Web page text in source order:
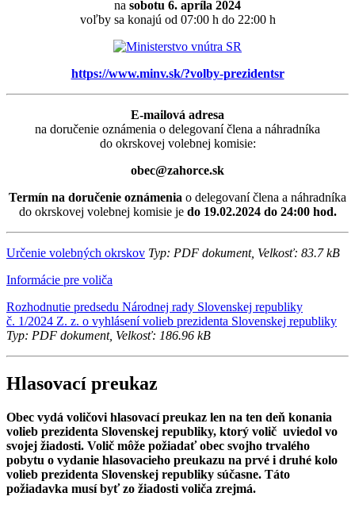
na sobotu 6. apríla 2024
voľby sa konajú od 07:00 h do 22:00 h
https://www.minv.sk/?volby-prezidentsr
E-mailová adresa
na doručenie oznámenia o delegovaní člena a náhradníka
do okrskovej volebnej komisie:
obec@zahorce.sk
Termín na doručenie oznámenia o delegovaní člena a náhradníka
do okrskovej volebnej komisie je do 19.02.2024 do 24:00 hod.
Určenie volebných okrskov Typ: PDF dokument, Velkosť: 83.7 kB
Informácie pre voliča
Rozhodnutie predsedu Národnej rady Slovenskej republiky
č. 1/2024 Z. z. o vyhlásení volieb prezidenta Slovenskej republiky
Typ: PDF dokument, Velkosť: 186.96 kB
Hlasovací preukaz
Obec vydá voličovi hlasovací preukaz len na ten deň konania
volieb prezidenta Slovenskej republiky, ktorý volič uviedol vo
svojej žiadosti. Volič môže požiadať obec svojho trvalého
pobytu o vydanie hlasovacieho preukazu na prvé i druhé kolo
volieb prezidenta Slovenskej republiky súčasne. Táto
požiadavka musí byť zo žiadosti voliča zrejmá.